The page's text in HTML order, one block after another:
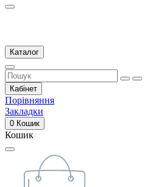
Каталог
Кабінет
Порівняння
Закладки
0 Кошик
Кошик